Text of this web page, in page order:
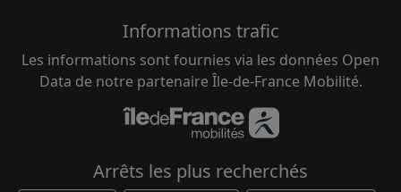
Informations trafic
Les informations sont fournies via les données Open
Data de notre partenaire Île-de-France Mobilité.
Arrêts les plus recherchés